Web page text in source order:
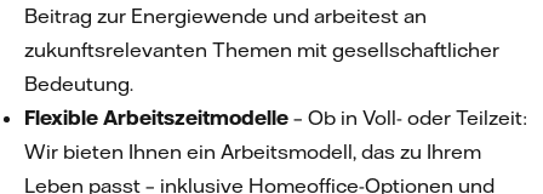
Beitrag zur Energiewende und arbeitest an
zukunftsrelevanten Themen mit gesellschaftlicher
Bedeutung.
Flexible Arbeitszeitmodelle – Ob in Voll- oder Teilzeit:
Wir bieten Ihnen ein Arbeitsmodell, das zu Ihrem
Leben passt – inklusive Homeoffice-Optionen und